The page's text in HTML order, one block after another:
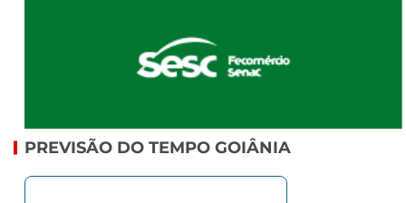
PREVISÃO DO TEMPO GOIÂNIA